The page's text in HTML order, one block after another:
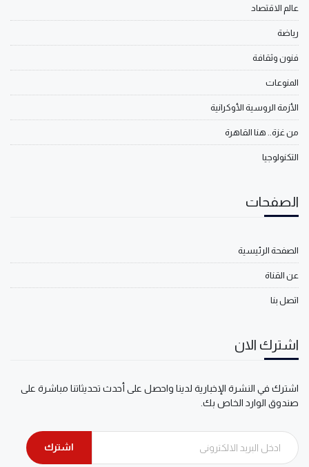
عالم الاقتصاد
رياضة
فنون وثقافة
المنوعات
الأزمة الروسية الأوكرانية
من غزة.. هنا القاهرة
التكنولوجيا
الصفحات
الصفحة الرئيسية
عن القناة
اتصل بنا
اشترك الان
اشترك في النشرة الإخبارية لدينا واحصل على أحدث تحديثاتنا مباشرة على
صندوق الوارد الخاص بك.
اشترك